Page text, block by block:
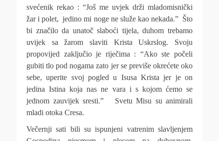
svećenik rekao : “Još me uvjek drži mladomisnički
žar i polet, jedino mi noge ne služe kao nekada.” Što
bi značilo da unatoč slaboći tijela, duhom trebamo
uvijek sa žarom slaviti Krista Uskrslog. Svoju
propovijed zaključio je riječima : “Ako ste počeli
gubiti tlo pod nogama zato jer se previše okrećete oko
sebe, uperite svoj pogled u Isusa Krista jer je on
jedina Istina koja nas ne vara i s kojom ćemo se
jednom zauvijek sresti.” Svetu Misu su animirali
mladi otoka Cresa.
Večernji sati bili su ispunjeni vatrenim slavljenjem